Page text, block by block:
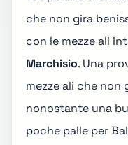
che non gira
con le mezze ali
Marchisio. Una
mezze ali che
nonostante una
poche palle per